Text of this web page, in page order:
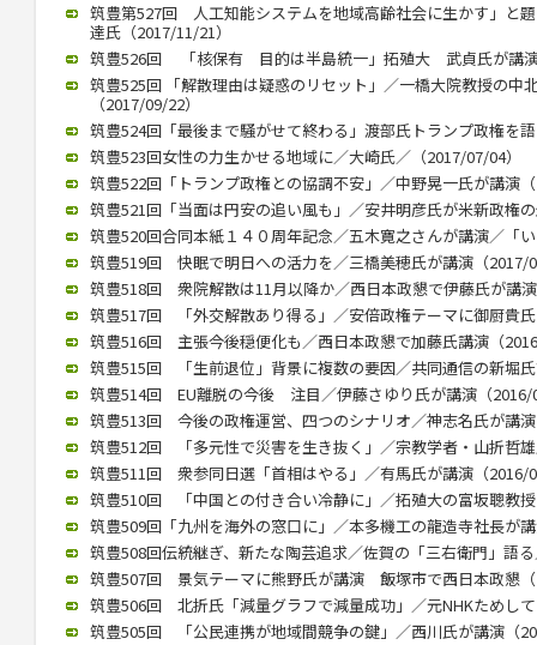
筑豊第527回 人工知能システムを地域高齢社会に生かす」と
達氏（2017/11/21）
筑豊526回 「核保有 目的は半島統一」拓殖大 武貞氏が講
筑豊525回 「解散理由は疑惑のリセット」／一橋大院教授の中
（2017/09/22）
筑豊524回「最後まで騒がせて終わる」渡部氏トランプ政権を
筑豊523回女性の力生かせる地域に／大崎氏／（2017/07/04）
筑豊522回「トランプ政権との協調不安」／中野晃一氏が講演
筑豊521回「当面は円安の追い風も」／安井明彦氏が米新政権
筑豊520回合同本紙１４０周年記念／五木寛之さんが講演／「
筑豊519回 快眠で明日への活力を／三橋美穂氏が講演（2017/
筑豊518回 衆院解散は11月以降か／西日本政懇で伊藤氏が講
筑豊517回 「外交解散あり得る」／安倍政権テーマに御厨貴
筑豊516回 主張今後穏便化も／西日本政懇で加藤氏講演（
筑豊515回 「生前退位」背景に複数の要因／共同通信の新堀
筑豊514回 EU離脱の今後 注目／伊藤さゆり氏が講演（2016/
筑豊513回 今後の政権運営、四つのシナリオ／神志名氏が講
筑豊512回 「多元性で災害を生き抜く」／宗教学者・山折哲
筑豊511回 衆参同日選「首相はやる」／有馬氏が講演（2016/
筑豊510回 「中国との付き合い冷静に」／拓殖大の富坂聰教
筑豊509回「九州を海外の窓口に」／本多機工の龍造寺社長が
筑豊508回伝統継ぎ、新たな陶芸追求／佐賀の「三右衛門」語
筑豊507回 景気テーマに熊野氏が講演 飯塚市で西日本政懇
筑豊506回 北折氏「減量グラフで減量成功」／元NHKためし
筑豊505回 「公民連携が地域間競争の鍵」／西川氏が講演（